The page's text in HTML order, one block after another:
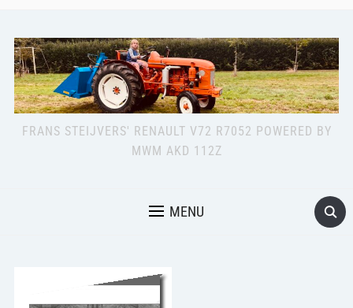
FRANS STEIJVERS' RENAULT V72 R7052 POWERED BY
MWM AKD 112Z
MENU